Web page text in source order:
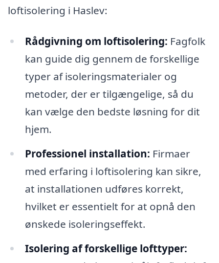
loftisolering i Haslev:
Rådgivning om loftisolering: Fagfolk
kan guide dig gennem de forskellige
typer af isoleringsmaterialer og
metoder, der er tilgængelige, så du
kan vælge den bedste løsning for dit
hjem.
Professionel installation: Firmaer
med erfaring i loftisolering kan sikre,
at installationen udføres korrekt,
hvilket er essentielt for at opnå den
ønskede isoleringseffekt.
Isolering af forskellige lofttyper: